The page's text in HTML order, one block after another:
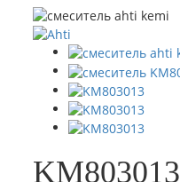
KM803013